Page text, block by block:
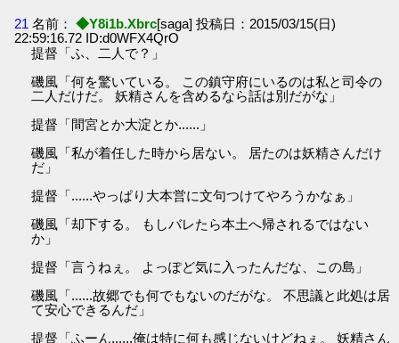
21 名前： ◆Y8i1b.Xbrc[saga] 投稿日：2015/03/15(日)
22:59:16.72 ID:d0WFX4QrO
提督「ふ、二人で？」
磯風「何を驚いている。 この鎮守府にいるのは私と司令の
二人だけだ。 妖精さんを含めるなら話は別だがな」
提督「間宮とか大淀とか......」
磯風「私が着任した時から居ない。 居たのは妖精さんだけ
だ」
提督「......やっぱり大本営に文句つけてやろうかなぁ」
磯風「却下する。 もしバレたら本土へ帰されるではない
か」
提督「言うねぇ。 よっぽど気に入ったんだな、この島」
磯風「......故郷でも何でもないのだがな。 不思議と此処は居
て安心できるんだ」
提督「ふーん......俺は特に何も感じないけどねぇ。 妖精さん